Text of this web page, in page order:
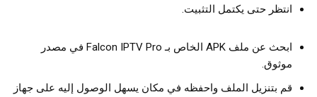
انتظر حتى يكتمل التثبيت.
ابحث عن ملف APK الخاص بـ Falcon IPTV Pro في مصدر
موثوق.
قم بتنزيل الملف واحفظه في مكان يسهل الوصول إليه على جهاز